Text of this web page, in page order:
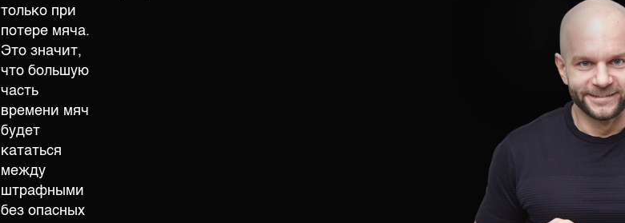
только при
потере мяча.
Это значит,
что большую
часть
времени мяч
будет
кататься
между
штрафными
без опасных